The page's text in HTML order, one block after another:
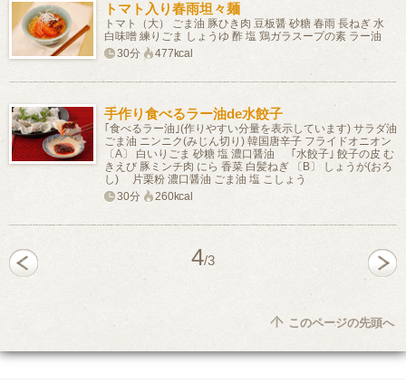
トマト入り春雨坦々麺
トマト（大） ごま油 豚ひき肉 豆板醤 砂糖 春雨 長ねぎ 水
白味噌 練りごま しょうゆ 酢 塩 鶏ガラスープの素 ラー油
30分
477kcal
手作り食べるラー油de水餃子
｢食べるラー油｣(作りやすい分量を表示しています) サラダ油
ごま油 ニンニク(みじん切り) 韓国唐辛子 フライドオニオン
〔A〕 白いりごま 砂糖 塩 濃口醤油 ｢水餃子｣ 餃子の皮 む
きえび 豚ミンチ肉 にら 香菜 白髪ねぎ 〔B〕 しょうが(おろ
し) 片栗粉 濃口醤油 ごま油 塩 こしょう
30分
260kcal
4/3
このページの先頭へ